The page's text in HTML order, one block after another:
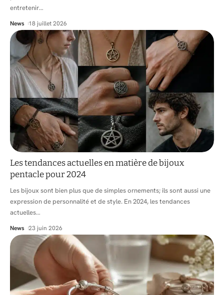
entretenir…
News 18 juillet 2026
Les tendances actuelles en matière de bijoux
pentacle pour 2024
Les bijoux sont bien plus que de simples ornements; ils sont aussi une
expression de personnalité et de style. En 2024, les tendances
actuelles…
News 23 juin 2026